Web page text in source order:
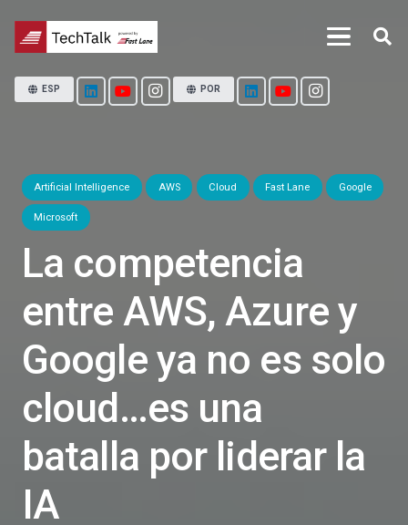
ESP POR
Artificial Intelligence AWS Cloud Fast Lane Google
Microsoft
La competencia
entre AWS, Azure y
Google ya no es solo
cloud…es una
batalla por liderar la
IA